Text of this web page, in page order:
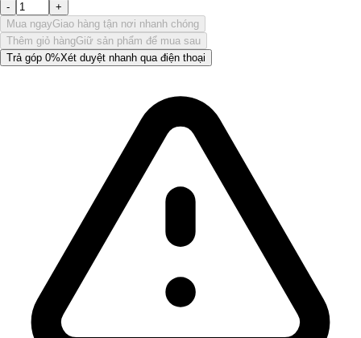
-
+
Mua ngayGiao hàng tận nơi nhanh chóng
Thêm giỏ hàngGiữ sản phẩm để mua sau
Trả góp 0%Xét duyệt nhanh qua điện thoại